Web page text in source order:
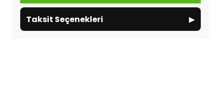
Taksit Seçenekleri ▸